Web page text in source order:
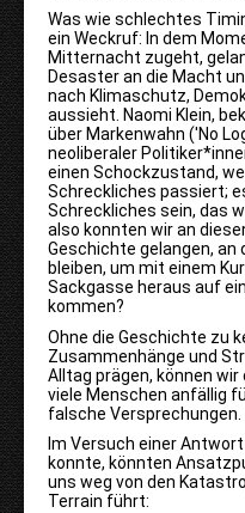
Was wie schlechtes
ein Weckruf: In dem
Mitternacht zugeht,
Desaster an die Macht
nach Klimaschutz,
aussieht. Naomi Klein,
über Markenwahn ('No
neoliberaler
einen Schockzustand,
Schreckliches passiert;
Schreckliches sein, das
also konnten wir an
Geschichte gelangen, an
bleiben, um mit einem
Sackgasse heraus auf
kommen?
Ohne die Geschichte zu
Zusammenhänge und
Alltag prägen, können
viele Menschen anfällig
falsche Versprechungen.
Im Versuch einer
konnte, könnten
uns weg von den
Terrain führt: